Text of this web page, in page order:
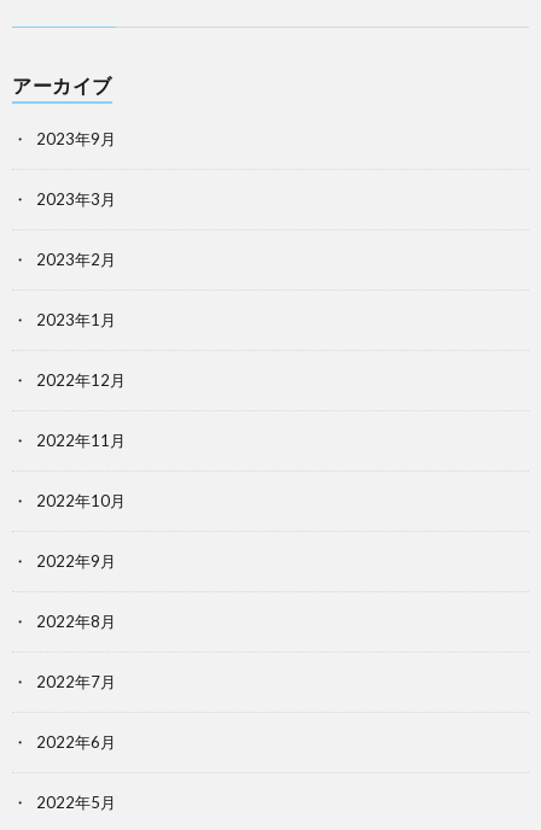
アーカイブ
2023年9月
2023年3月
2023年2月
2023年1月
2022年12月
2022年11月
2022年10月
2022年9月
2022年8月
2022年7月
2022年6月
2022年5月